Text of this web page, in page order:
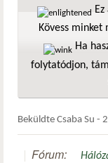
Kövess minket
Ha
folytatódjon,
Beküldte Csaba Su -
Fórum: